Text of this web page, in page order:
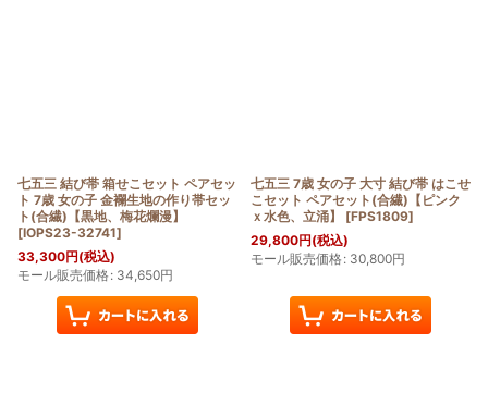
七五三 結び帯 箱せこセット ペアセッ
ト 7歳 女の子 金襴生地の作り帯セッ
ト(合繊)【黒地、梅花爛漫】
[IOPS23-32741]
33,300円(税込)
モール販売価格: 34,650円
七五三 7歳 女の子 大寸 結び帯 はこせ
こセット ペアセット(合繊)【ピンク
ｘ水色、立涌】
[FPS1809]
29,800円(税込)
モール販売価格: 30,800円